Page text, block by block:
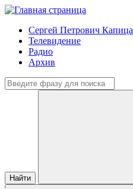
Сергей Петрович Капица
Телевидение
Радио
Архив
Найти